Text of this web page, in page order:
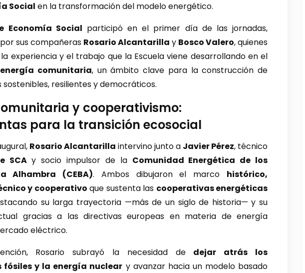
Social en la transformación del modelo energético.
Economía Social participó en el primer día de las jornadas,
sus compañeras Rosario Alcantarilla y Bosco Valero, quienes
experiencia y el trabajo que la Escuela viene desarrollando en el
energía comunitaria, un ámbito clave para la construcción de
resilientes y democráticos.
y cooperativismo:
para la transición ecosocial
Rosario Alcantarilla intervino junto a Javier Pérez, técnico
SCAy socio impulsor de la Comunidad Energética de los
Alhambra (CEBA). Ambos dibujaron el marco histórico,
y cooperativo que sustenta las cooperativas energéticas
su larga trayectoria —más de un siglo de historia— y su
gracias a las directivas europeas en materia de energía
eléctrico.
Rosario subrayó la necesidad de dejar atrás los
fósiles y la energía nuclear y avanzar hacia un modelo basado